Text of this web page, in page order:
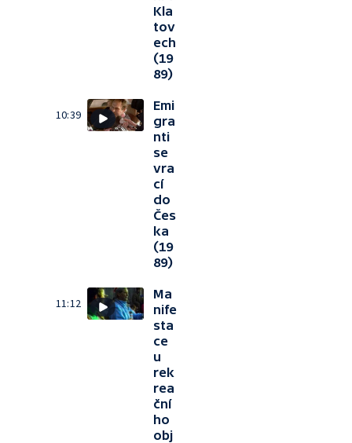
Kla
tov
ech
(19
89)
10:39
Emi
gra
nti
se
vra
cí
do
Čes
ka
(19
89)
11:12
Ma
nife
sta
ce
u
rek
rea
ční
ho
obj